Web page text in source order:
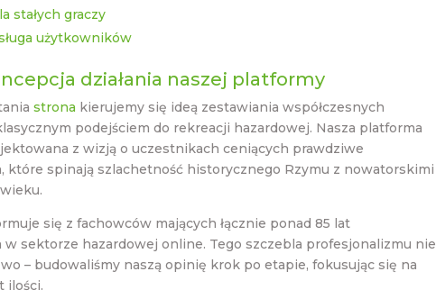
stałych graczy
użytkowników
działania naszej platformy
strona kierujemy się ideą zestawiania współczesnych
podejściem do rekreacji hazardowej. Nasza platforma
z wizją o uczestnikach ceniących prawdziwe
które spinają szlachetność historycznego Rzymu z nowatorskimi
się z fachowców mających łącznie ponad 85 lat
w sektorze hazardowej online. Tego szczebla profesjonalizmu nie
– budowaliśmy naszą opinię krok po etapie, fokusując się na
ilości.